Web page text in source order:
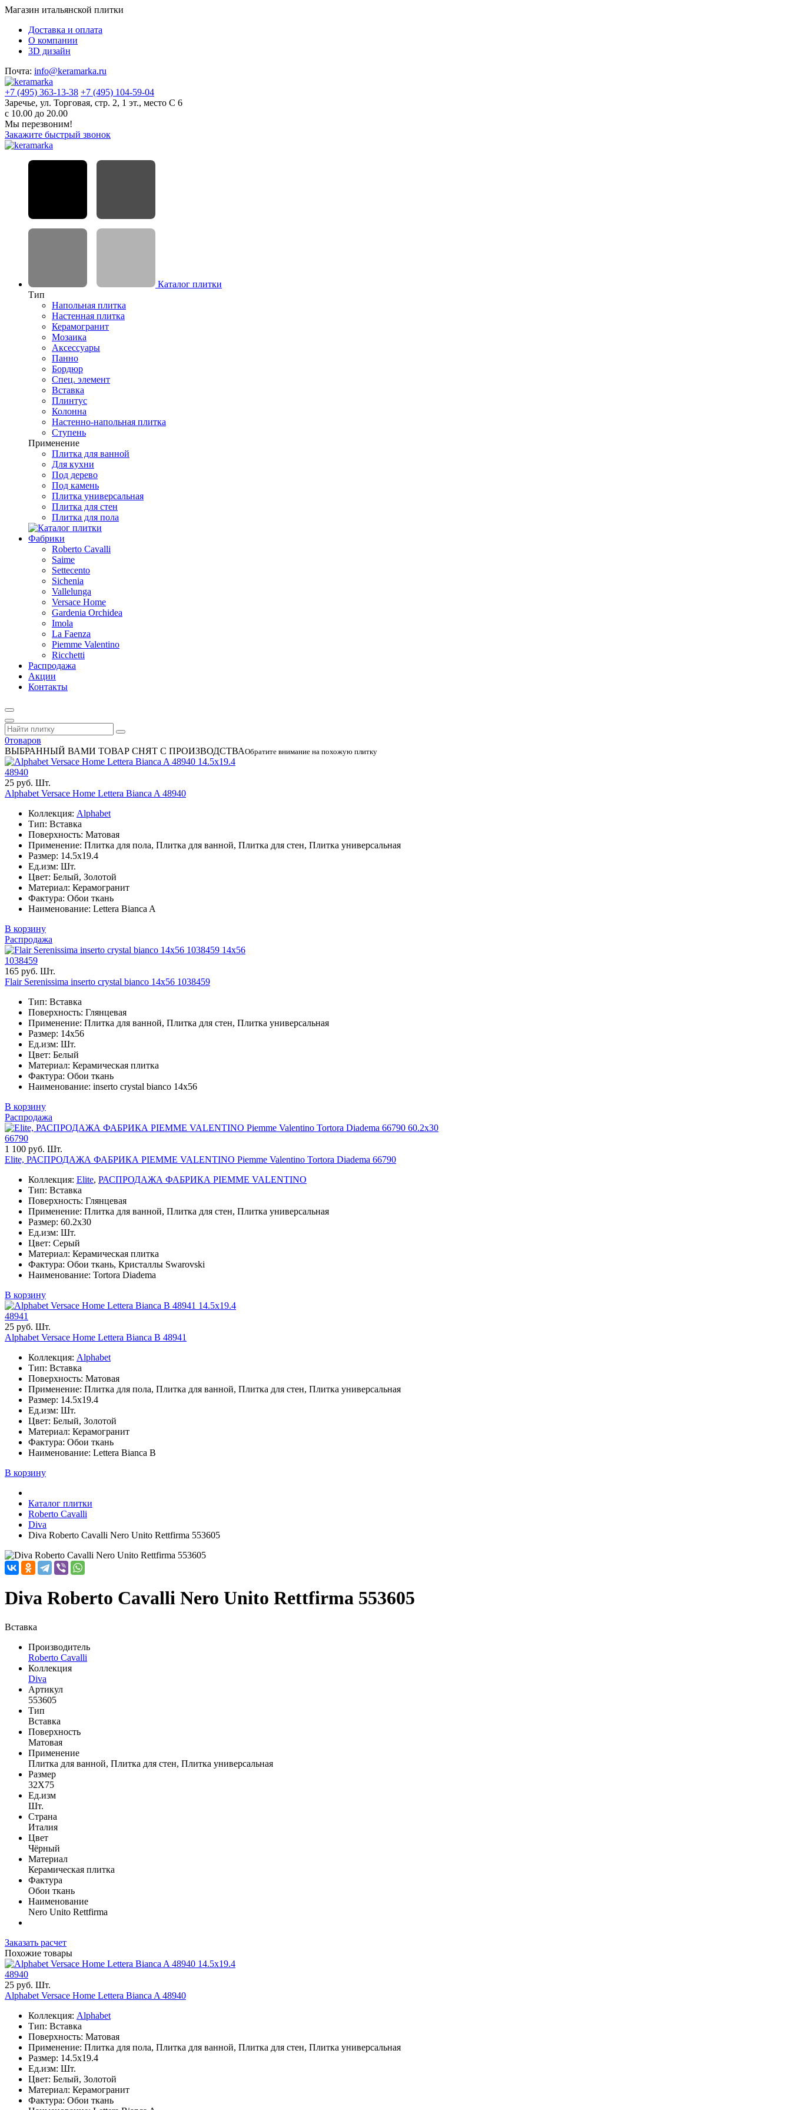
Магазин итальянской плитки
Доставка и оплата
О компании
3D дизайн
Почта: info@keramarka.ru
+7 (495) 363-13-38 +7 (495) 104-59-04
Заречье, ул. Торговая, стр. 2, 1 эт., место С 6
с 10.00 до 20.00
Мы перезвоним!
Закажите быстрый звонок
Каталог плитки
Тип
Напольная плитка
Настенная плитка
Керамогранит
Мозаика
Аксессуары
Панно
Бордюр
Спец. элемент
Вставка
Плинтус
Колонна
Настенно-напольная плитка
Ступень
Применение
Плитка для ванной
Для кухни
Под дерево
Под камень
Плитка универсальная
Плитка для стен
Плитка для пола
Фабрики
Roberto Cavalli
Saime
Settecento
Sichenia
Vallelunga
Versace Home
Gardenia Orchidea
Imola
La Faenza
Piemme Valentino
Ricchetti
Распродажа
Акции
Контакты
0товаров
ВЫБРАННЫЙ ВАМИ ТОВАР СНЯТ С ПРОИЗВОДСТВАОбратите внимание на похожую плитку
14.5x19.4
48940
25 руб. Шт.
Alphabet Versace Home Lettera Bianca A 48940
Коллекция: Alphabet
Тип: Вставка
Поверхность: Матовая
Применение: Плитка для пола, Плитка для ванной, Плитка для стен, Плитка универсальная
Размер: 14.5x19.4
Ед.изм: Шт.
Цвет: Белый, Золотой
Материал: Керамогранит
Фактура: Обои ткань
Наименование: Lettera Bianca A
В корзину
Распродажа
14x56
1038459
165 руб. Шт.
Flair Serenissima inserto crystal bianco 14x56 1038459
Тип: Вставка
Поверхность: Глянцевая
Применение: Плитка для ванной, Плитка для стен, Плитка универсальная
Размер: 14x56
Ед.изм: Шт.
Цвет: Белый
Материал: Керамическая плитка
Фактура: Обои ткань
Наименование: inserto crystal bianco 14x56
В корзину
Распродажа
60.2x30
66790
1 100 руб. Шт.
Elite, РАСПРОДАЖА ФАБРИКА PIEMME VALENTINO Piemme Valentino Tortora Diadema 66790
Коллекция: Elite, РАСПРОДАЖА ФАБРИКА PIEMME VALENTINO
Тип: Вставка
Поверхность: Глянцевая
Применение: Плитка для ванной, Плитка для стен, Плитка универсальная
Размер: 60.2x30
Ед.изм: Шт.
Цвет: Серый
Материал: Керамическая плитка
Фактура: Обои ткань, Кристаллы Swarovski
Наименование: Tortora Diadema
В корзину
14.5x19.4
48941
25 руб. Шт.
Alphabet Versace Home Lettera Bianca B 48941
Коллекция: Alphabet
Тип: Вставка
Поверхность: Матовая
Применение: Плитка для пола, Плитка для ванной, Плитка для стен, Плитка универсальная
Размер: 14.5x19.4
Ед.изм: Шт.
Цвет: Белый, Золотой
Материал: Керамогранит
Фактура: Обои ткань
Наименование: Lettera Bianca B
В корзину
Каталог плитки
Roberto Cavalli
Diva
Diva Roberto Cavalli Nero Unito Rettfirma 553605
Diva Roberto Cavalli Nero Unito Rettfirma 553605
Вставка
Производитель
Roberto Cavalli
Коллекция
Diva
Артикул
553605
Тип
Вставка
Поверхность
Матовая
Применение
Плитка для ванной, Плитка для стен, Плитка универсальная
Размер
32Х75
Ед.изм
Шт.
Страна
Италия
Цвет
Чёрный
Материал
Керамическая плитка
Фактура
Обои ткань
Наименование
Nero Unito Rettfirma
Заказать расчет
Похожие товары
14.5x19.4
48940
25 руб. Шт.
Alphabet Versace Home Lettera Bianca A 48940
Коллекция: Alphabet
Тип: Вставка
Поверхность: Матовая
Применение: Плитка для пола, Плитка для ванной, Плитка для стен, Плитка универсальная
Размер: 14.5x19.4
Ед.изм: Шт.
Цвет: Белый, Золотой
Материал: Керамогранит
Фактура: Обои ткань